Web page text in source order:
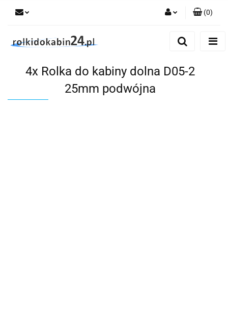
Dodaj zgłoszenie
(0)
4x Rolka do kabiny dolna D05-2
25mm podwójna